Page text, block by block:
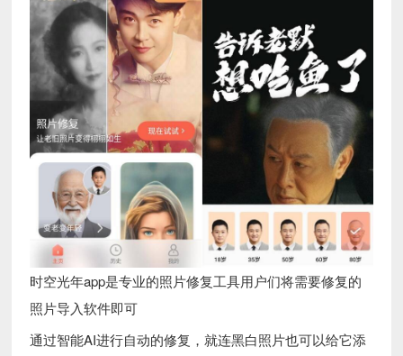
时空光年app是专业的照片修复工具用户们将需要修复的
照片导入软件即可
通过智能AI进行自动的修复，就连黑白照片也可以给它添